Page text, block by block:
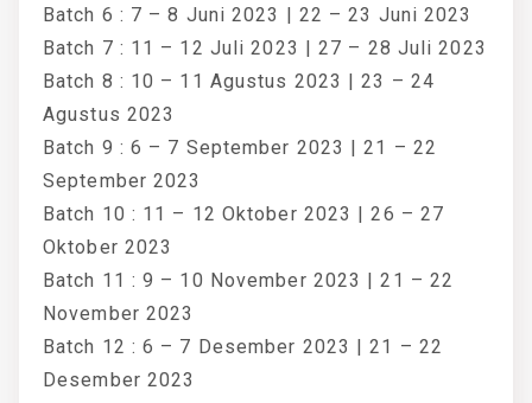
Batch 6 : 7 – 8 Juni 2023 | 22 – 23 Juni 2023
Batch 7 : 11 – 12 Juli 2023 | 27 – 28 Juli 2023
Batch 8 : 10 – 11 Agustus 2023 | 23 – 24
Agustus 2023
Batch 9 : 6 – 7 September 2023 | 21 – 22
September 2023
Batch 10 : 11 – 12 Oktober 2023 | 26 – 27
Oktober 2023
Batch 11 : 9 – 10 November 2023 | 21 – 22
November 2023
Batch 12 : 6 – 7 Desember 2023 | 21 – 22
Desember 2023